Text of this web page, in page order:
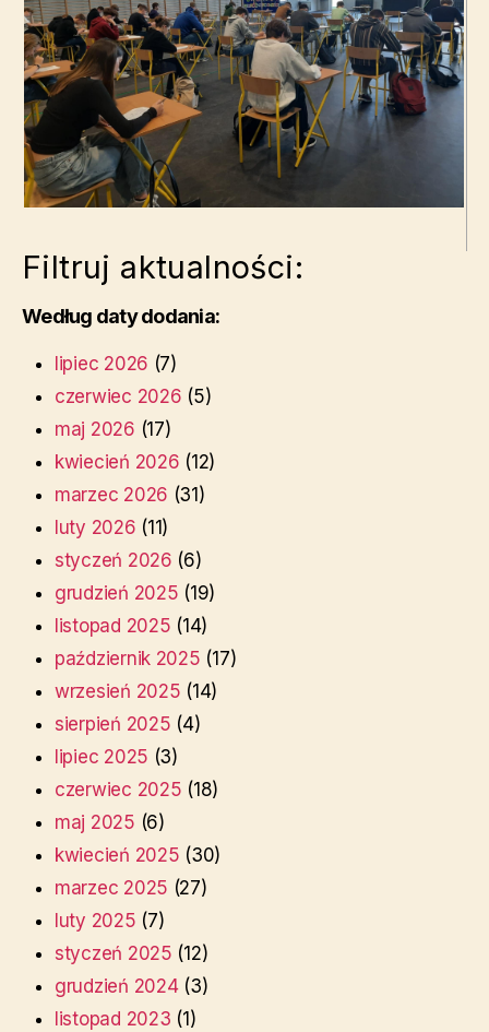
Filtruj aktualności:
Według daty dodania:
lipiec 2026 (7)
czerwiec 2026 (5)
maj 2026 (17)
kwiecień 2026 (12)
marzec 2026 (31)
luty 2026 (11)
styczeń 2026 (6)
grudzień 2025 (19)
listopad 2025 (14)
październik 2025 (17)
wrzesień 2025 (14)
sierpień 2025 (4)
lipiec 2025 (3)
czerwiec 2025 (18)
maj 2025 (6)
kwiecień 2025 (30)
marzec 2025 (27)
luty 2025 (7)
styczeń 2025 (12)
grudzień 2024(3)
listopad 2023 (1)